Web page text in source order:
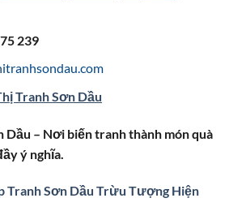
239
Tranh Sơn Dầu
Dầu – Nơi biến tranh thành món quà
ý nghĩa.
Tranh Sơn Dầu Trừu Tượng Hiện